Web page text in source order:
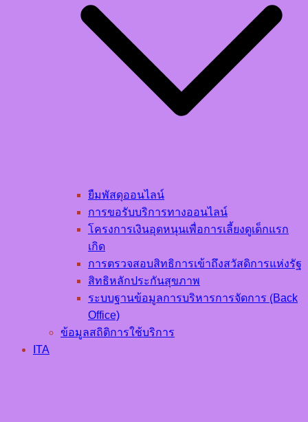
ยืมพัสดุออนไลน์
การขอรับบริการทางออนไลน์
โครงการเงินอุดหนุนเพื่อการเลี้ยงดูเด็กแรก
เกิด
การตรวจสอบสิทธิการเข้าถึงสวัสดิการแห่งรัฐ
สิทธิหลักประกันสุขภาพ
ระบบฐานข้อมูลการบริหารการจัดการ (ฺBack
Office)
ข้อมูลสถิติการใช้บริการ
ITA